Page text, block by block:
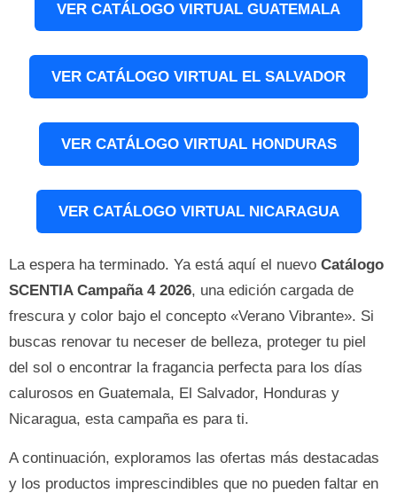
VER CATÁLOGO VIRTUAL GUATEMALA
VER CATÁLOGO VIRTUAL EL SALVADOR
VER CATÁLOGO VIRTUAL HONDURAS
VER CATÁLOGO VIRTUAL NICARAGUA
La espera ha terminado. Ya está aquí el nuevo Catálogo
SCENTIA Campaña 4 2026, una edición cargada de
frescura y color bajo el concepto «Verano Vibrante». Si
buscas renovar tu neceser de belleza, proteger tu piel
del sol o encontrar la fragancia perfecta para los días
calurosos en Guatemala, El Salvador, Honduras y
Nicaragua, esta campaña es para ti.
A continuación, exploramos las ofertas más destacadas
y los productos imprescindibles que no pueden faltar en